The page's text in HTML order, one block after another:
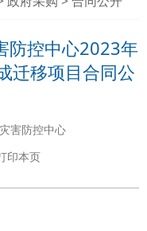
防控中心2023年
迁移项目合同公
害防控中心
印本页